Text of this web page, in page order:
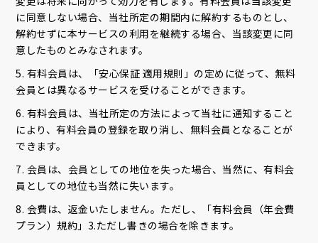
に同意しない場合、当社所定の期間内に解約するものとし、
解約せずに本サービスの利用を継続する場合、当該変更に同
意したものとみなされます。
5. 有料会員は、「安心保証 適用規則」の定めに従って、無料
会員とは異なるサービスを受けることができます。
6. 有料会員は、当社所定の方法によって当社に通知すること
により、有料会員の登録を取り消し、無料会員となることが
できます。
7. 会員は、会員としての地位を失った場合、当然に、有料会
員としての地位も当然に失います。
8. 会費は、返金いたしません。ただし、「有料会員（年会費
プラン）規約」3.ただし書きの場合を除きます。